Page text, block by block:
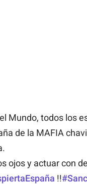
Mundo, todos los
de la MAFIA
ojos y actuar con
!!